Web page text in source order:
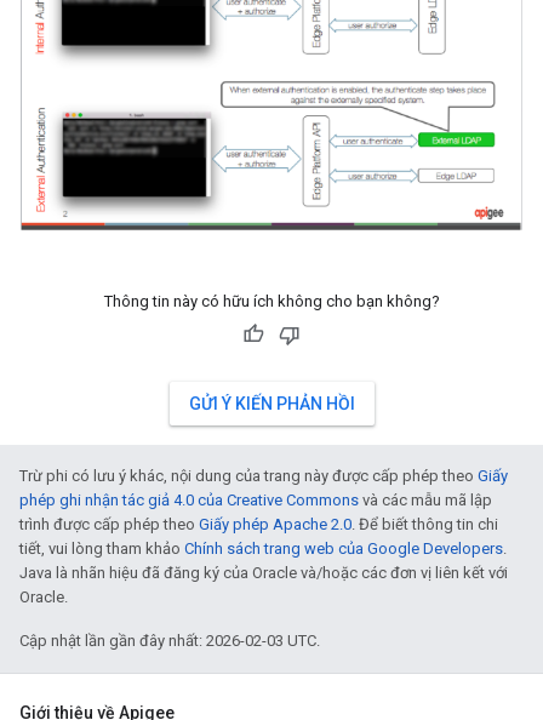
Thông tin này có hữu ích không cho bạn không?
GỬI Ý KIẾN PHẢN HỒI
Trừ phi có lưu ý khác, nội dung của trang này được cấp phép theo Giấy
phép ghi nhận tác giả 4.0 của Creative Commons và các mẫu mã lập
trình được cấp phép theo Giấy phép Apache 2.0. Để biết thông tin chi
tiết, vui lòng tham khảo Chính sách trang web của Google Developers.
Java là nhãn hiệu đã đăng ký của Oracle và/hoặc các đơn vị liên kết với
Oracle.
Cập nhật lần gần đây nhất: 2026-02-03 UTC.
Giới thiệu về Apigee